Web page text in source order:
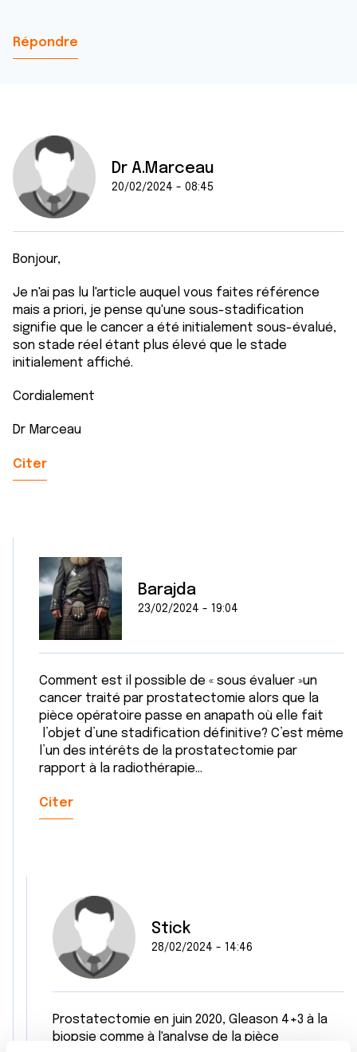
Répondre
Dr A.Marceau
20/02/2024 - 08:45
Bonjour,
Je n'ai pas lu l'article auquel vous faites référence
mais a priori, je pense qu'une sous-stadification
signifie que le cancer a été initialement sous-évalué,
son stade réel étant plus élevé que le stade
initialement affiché.
Cordialement
Dr Marceau
Citer
Barajda
23/02/2024 - 19:04
Comment est il possible de « sous évaluer »un
cancer traité par prostatectomie alors que la
pièce opératoire passe en anapath où elle fait
l’objet d’une stadification définitive? C’est même
l’un des intérêts de la prostatectomie par
rapport à la radiothérapie…
Citer
Stick
28/02/2024 - 14:46
Prostatectomie en juin 2020, Gleason 4+3 à la
biopsie comme à l'analyse de la pièce